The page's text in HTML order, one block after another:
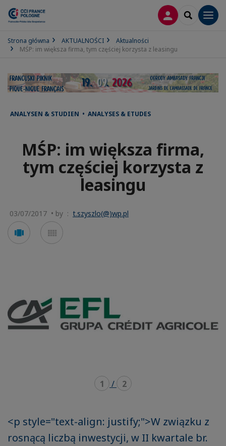
LOGOWANIE
SEARCH
Strona główna AKTUALNOŚCI
Aktualności
MŚP: im większa firma, tym częściej korzysta z leasingu
ANALYSEN & STUDIEN • ANALYSES & ETUDES
MŚP: im większa firma,
tym częściej korzysta z
leasingu
03/07/2017 • by : t.szyszlo(@)wp.pl
Voir
en
en
1 / 2
<p style="text-align: justify;">W związku z
rosnącą liczbą inwestycji, w II kwartale br.